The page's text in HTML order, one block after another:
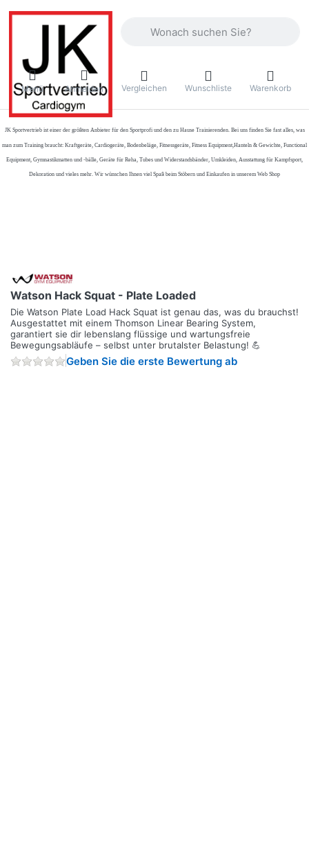
Menü Anmelden Vergleichen Wunschliste Warenkorb
JK Sportvertrieb ist einer der größten Anbieter für den Sportprofi und den zu Hause Trainierenden. Bei uns finden Sie fast alles, was
man zum Training braucht: Kraftgeräte, Cardiogeräte, Bodenbeläge, Fitnessgeräte, Fitness Equipment,Hanteln & Gewichte, Functional
Equipment, Gymnastikmatten und -bälle, Geräte für Reha, Tubes und Widerstandsbänder, Umkleiden, Ausstattung für Kampfsport,
Dekoration und vieles mehr. Wir wünschen Ihnen viel Spaß beim Stöbern und Einkaufen in unserem Web Shop
Watson Hack Squat - Plate Loaded
Die Watson Plate Load Hack Squat ist genau das, was du brauchst!
Ausgestattet mit einem Thomson Linear Bearing System,
garantiert sie dir lebenslang flüssige und wartungsfreie
Bewegungsabläufe – selbst unter brutalster Belastung! 💪
Geben Sie die erste Bewertung ab